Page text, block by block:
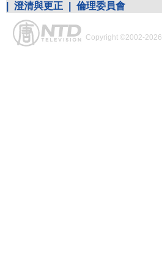
澄清與更正 倫理委員會
Copyright ©2002-2026